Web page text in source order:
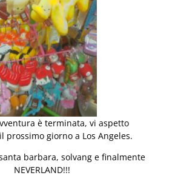
è terminata, vi aspetto
prossimo giorno a Los Angeles.
barbara, solvang e finalmente
NEVERLAND!!!